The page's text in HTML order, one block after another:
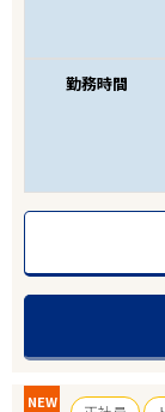
勤務時間
NEW